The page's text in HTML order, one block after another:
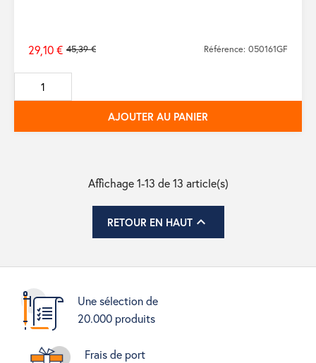
Prix
de
base
45,39 €
29,10 € Référence: 050161GF
AJOUTER AU PANIER
Affichage 1-13 de 13 article(s)
RETOUR EN HAUT
Une sélection de
20.000 produits
Frais de port